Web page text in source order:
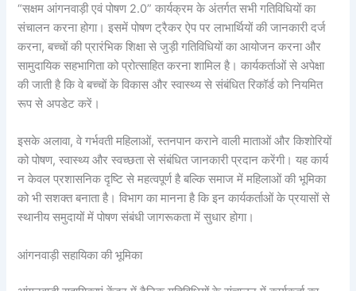
“सक्षम आंगनवाड़ी एवं पोषण 2.0” कार्यक्रम के अंतर्गत सभी गतिविधियों का
संचालन करना होगा। इसमें पोषण ट्रैकर ऐप पर लाभार्थियों की जानकारी दर्ज
करना, बच्चों की प्रारंभिक शिक्षा से जुड़ी गतिविधियों का आयोजन करना और
सामुदायिक सहभागिता को प्रोत्साहित करना शामिल है। कार्यकर्ताओं से अपेक्षा
की जाती है कि वे बच्चों के विकास और स्वास्थ्य से संबंधित रिकॉर्ड को नियमित
रूप से अपडेट करें।
इसके अलावा, वे गर्भवती महिलाओं, स्तनपान कराने वाली माताओं और किशोरियों
को पोषण, स्वास्थ्य और स्वच्छता से संबंधित जानकारी प्रदान करेंगी। यह कार्य
न केवल प्रशासनिक दृष्टि से महत्वपूर्ण है बल्कि समाज में महिलाओं की भूमिका
को भी सशक्त बनाता है। विभाग का मानना है कि इन कार्यकर्ताओं के प्रयासों से
स्थानीय समुदायों में पोषण संबंधी जागरूकता में सुधार होगा।
आंगनवाड़ी सहायिका की भूमिका